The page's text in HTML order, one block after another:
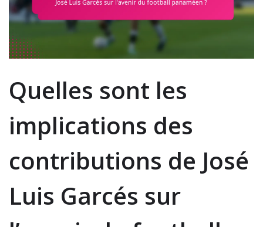
Quelles sont les
implications des
contributions de José
Luis Garcés sur